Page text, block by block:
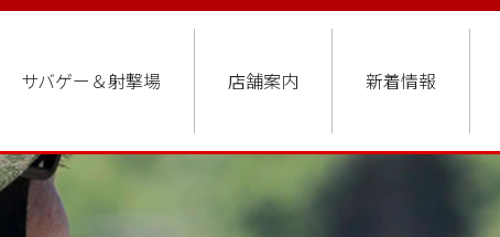
サバゲー＆射撃場 店舗案内 新着情報